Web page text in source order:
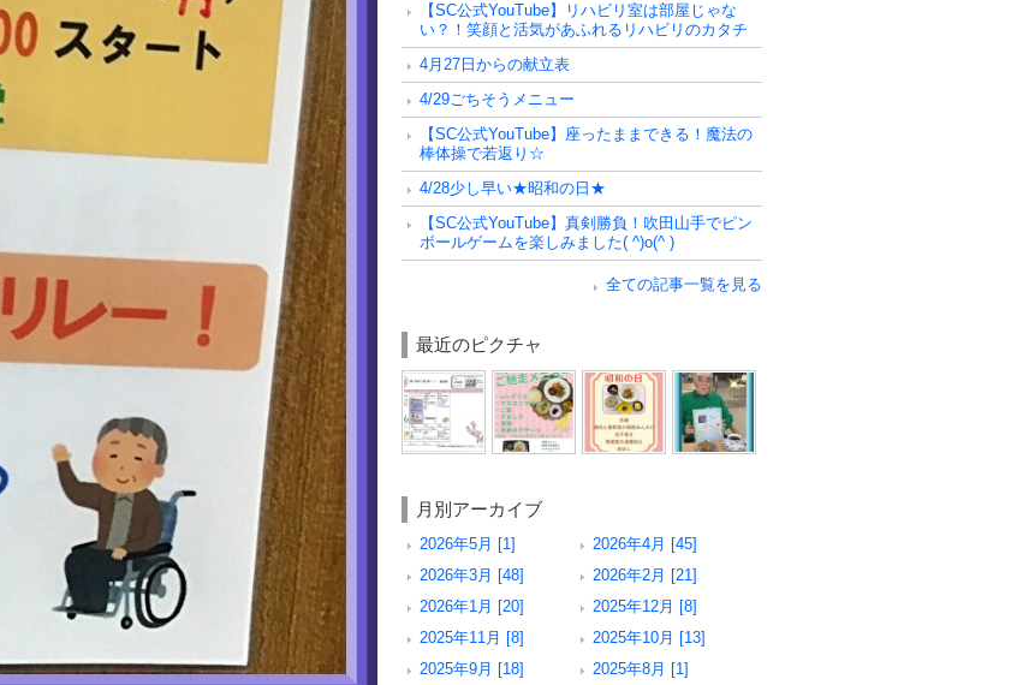
【SC公式YouTube】リハビリ室は部屋じゃな
い？！笑顔と活気があふれるリハビリのカタチ
4月27日からの献立表
4/29ごちそうメニュー
【SC公式YouTube】座ったままできる！魔法の
棒体操で若返り☆
4/28少し早い★昭和の日★
【SC公式YouTube】真剣勝負！吹田山手でピン
ボールゲームを楽しみました( ^)o(^ )
全ての記事一覧を見る
最近のピクチャ
月別アーカイブ
2026年5月 [1]
2026年4月 [45]
2026年3月 [48]
2026年2月 [21]
2026年1月 [20]
2025年12月 [8]
2025年11月 [8]
2025年10月 [13]
2025年9月 [18]
2025年8月 [1]